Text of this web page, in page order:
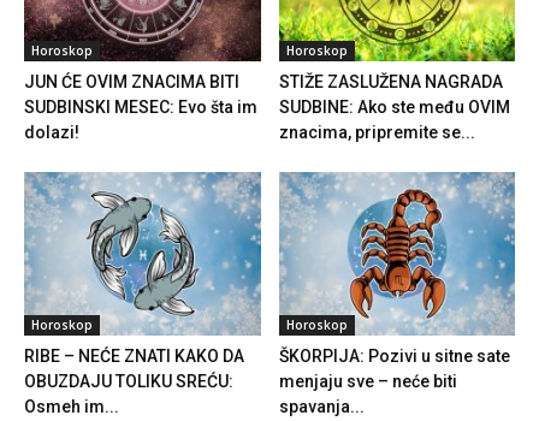
Horoskop
JUN ĆE OVIM ZNACIMA BITI
SUDBINSKI MESEC: Evo šta im
dolazi!
Horoskop
STIŽE ZASLUŽENA NAGRADA
SUDBINE: Ako ste među OVIM
znacima, pripremite se...
Horoskop
RIBE – NEĆE ZNATI KAKO DA
OBUZDAJU TOLIKU SREĆU:
Osmeh im...
Horoskop
ŠKORPIJA: Pozivi u sitne sate
menjaju sve – neće biti
spavanja...